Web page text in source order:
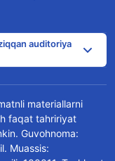
auditoriya
materiallarni
faqat tahririyat
Guvohnoma:
Muassis: